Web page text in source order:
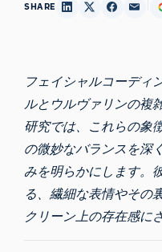
SHARE
フェイシャルコーディ
ルとウルヴァリンの複
研究では、これらの象
の微妙なバランスを深
みを明らかにします。
る、繊細な表情やその
クリーン上の存在感に